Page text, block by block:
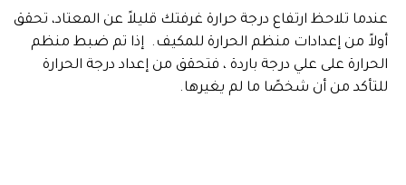
عندما تلاحظ ارتفاع درجة حرارة غرفتك قليلاً عن المعتاد، تحقق
أولاً من إعدادات منظم الحرارة للمكيف. إذا تم ضبط منظم
الحرارة على علي درجة باردة ، فتحقق من إعداد درجة الحرارة
للتأكد من أن شخصًا ما لم يغيرها.